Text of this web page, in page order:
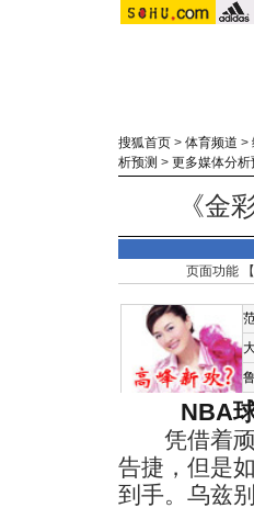
搜狐首页 > 体育频道 >
析预测 > 更多媒体分析
《金
页面功能 【
NBA
凭借着顽
告捷，但是
到手。乌兹